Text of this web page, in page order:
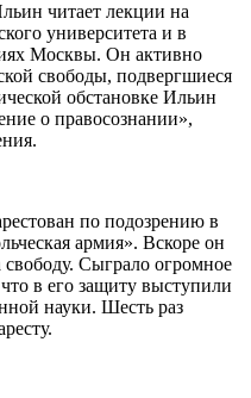
читает лекции на
университета и в
Москвы. Он активно
свободы, подвергшиеся
обстановке Ильин
о правосознании»,
по подозрению в
армия». Вскоре он
Сыграло огромное
в его защиту выступили
науки. Шесть раз